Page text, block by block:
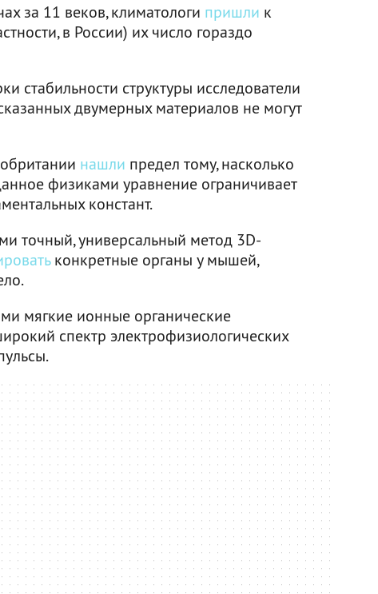
за 11 веков, климатологи пришли к
в России) их число гораздо
стабильности структуры исследователи
двумерных материалов не могут
нашли предел тому, насколько
физиками уравнение ограничивает
констант.
точный, универсальный метод 3D-
конкретные органы у мышей,
мягкие ионные органические
спектр электрофизиологических